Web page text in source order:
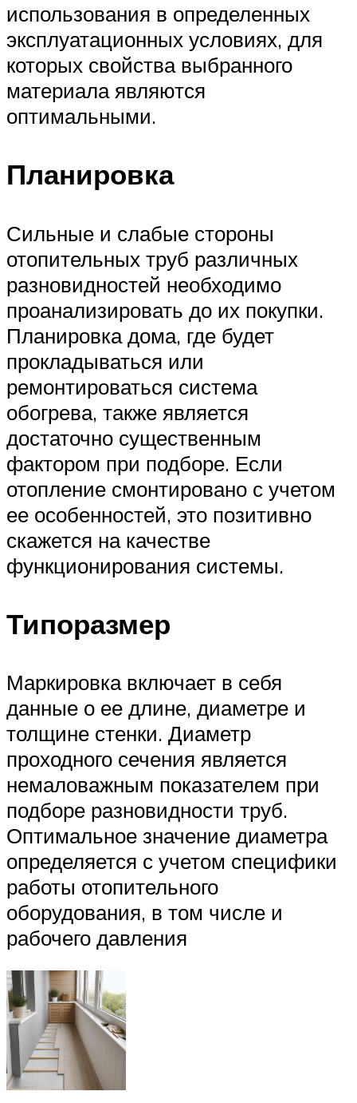
использования в определенных
эксплуатационных условиях, для
которых свойства выбранного
материала являются
оптимальными.
Планировка
Сильные и слабые стороны
отопительных труб различных
разновидностей необходимо
проанализировать до их покупки.
Планировка дома, где будет
прокладываться или
ремонтироваться система
обогрева, также является
достаточно существенным
фактором при подборе. Если
отопление смонтировано с учетом
ее особенностей, это позитивно
скажется на качестве
функционирования системы.
Типоразмер
Маркировка включает в себя
данные о ее длине, диаметре и
толщине стенки. Диаметр
проходного сечения является
немаловажным показателем при
подборе разновидности труб.
Оптимальное значение диаметра
определяется с учетом специфики
работы отопительного
оборудования, в том числе и
рабочего давления